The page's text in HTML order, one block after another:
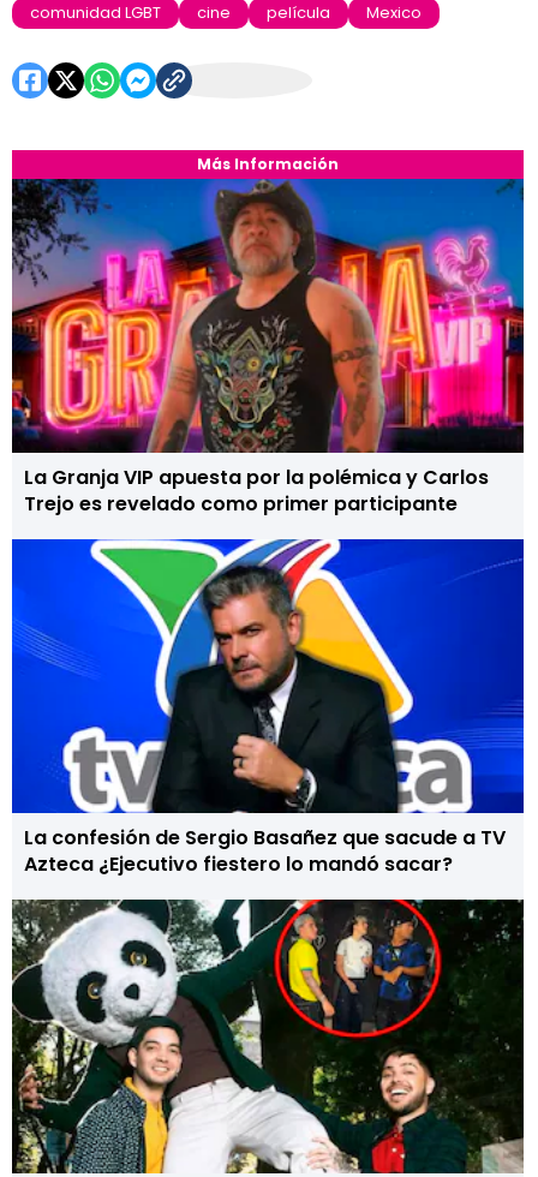
Más Información
La Granja VIP apuesta por la polémica y Carlos
Trejo es revelado como primer participante
La confesión de Sergio Basañez que sacude a TV
Azteca ¿Ejecutivo fiestero lo mandó sacar?
comunidad LGBT cine película Mexico